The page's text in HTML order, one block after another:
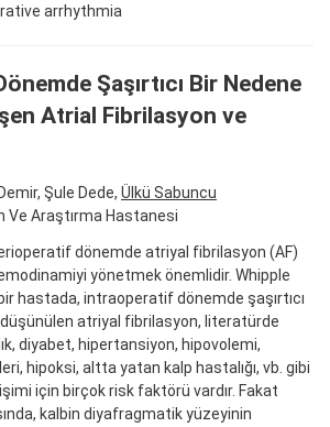
arrhythmia
Şaşırtıcı Bir Nedene
Atrial Fibrilasyon ve
Şule Dede, Ülkü Sabuncu
Ve Araştırma Hastanesi
dönemde atriyal fibrilasyon (AF)
yönetmek önemlidir. Whipple
hastada, intraoperatif dönemde şaşırtıcı
atriyal fibrilasyon, literatürde
diyabet, hipertansiyon, hipovolemi,
hipoksi, altta yatan kalp hastalığı, vb. gibi
için birçok risk faktörü vardır. Fakat
kalbin diyafragmatik yüzeyinin